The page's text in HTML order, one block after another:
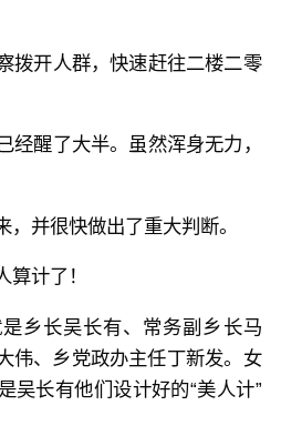
拨开人群，快速赶往二楼二零
经醒了大半。虽然浑身无力，
，并很快做出了重大判断。
计了！
乡长吴长有、常务副乡长马
伟、乡党政办主任丁新发。女
吴长有他们设计好的“美人计”